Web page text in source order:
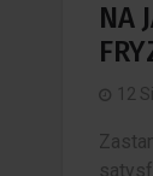
NA
12